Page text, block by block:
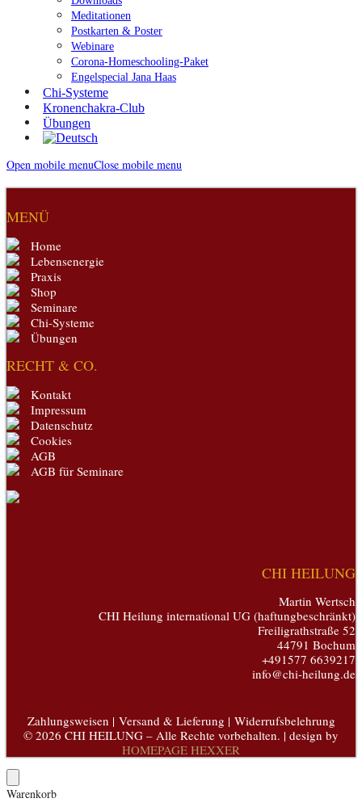
Meditationen
Postkarten & Poster
Webinare
Corona-Homeschooling-Paket
Engelspecial Jana Haas
Chi-Systeme
Kronenchakra-Club
Übungen
Open mobile menuClose mobile menu
MENÜ
Home
Lebensenergie
Praxis
Shop
Seminare
Chi-Systeme
Übungen
RECHT & CO.
Kontakt
Impressum
Datenschutz
Cookies
AGB
AGB für Seminare
CHI HEILUNG
Martin Wertsch
CHI Heilung international UG (haftungbeschränkt)
Freiligrathstraße 52
44791 Bochum
+491577 6639217
info@chi-heilung.de
Zahlungsweisen | Versand & Lieferung | Widerrufsbelehrung
© 2026 CHI HEILUNG – Alle Rechte vorbehalten. | design by
HOMEPAGE HEXXER
Warenkorb